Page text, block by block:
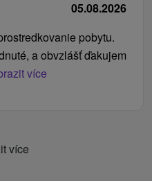
05.08.2026
pobytu.
a obvzlášť ďakujem
více
více